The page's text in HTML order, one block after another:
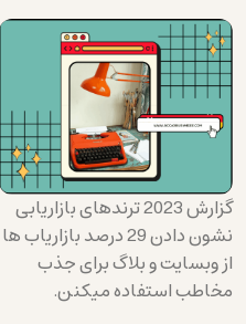
گزارش 2023 ترندهای بازاریابی
نشون دادن 29 درصد بازاریاب ها
از وبسایت و بلاگ برای جذب
مخاطب استفاده میکنن.